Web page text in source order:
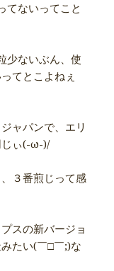
てないってこと
少ないぶん、使
てとこよねぇ
ャパンで、エリ
じぃ(-ω-)/
３番煎じって感
スの新バージョ
たい(￣□￣;)な